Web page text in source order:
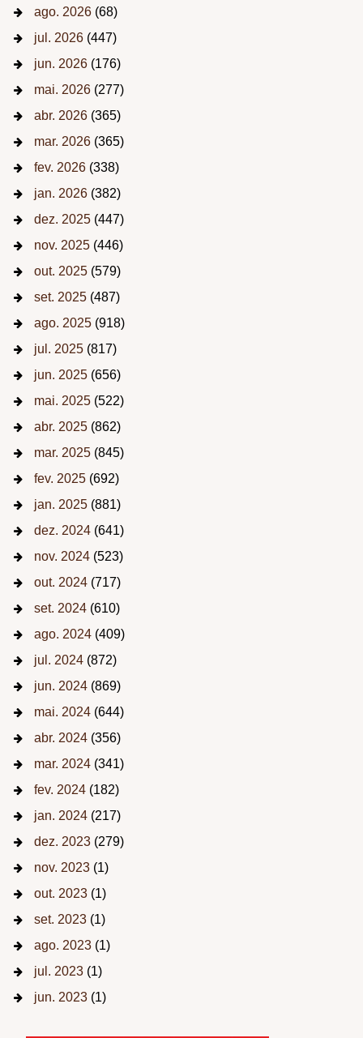
ago. 2026 (68)
jul. 2026 (447)
jun. 2026 (176)
mai. 2026 (277)
abr. 2026 (365)
mar. 2026 (365)
fev. 2026 (338)
jan. 2026 (382)
dez. 2025 (447)
nov. 2025 (446)
out. 2025 (579)
set. 2025 (487)
ago. 2025 (918)
jul. 2025 (817)
jun. 2025 (656)
mai. 2025 (522)
abr. 2025 (862)
mar. 2025 (845)
fev. 2025 (692)
jan. 2025 (881)
dez. 2024 (641)
nov. 2024 (523)
out. 2024 (717)
set. 2024 (610)
ago. 2024 (409)
jul. 2024 (872)
jun. 2024 (869)
mai. 2024 (644)
abr. 2024 (356)
mar. 2024 (341)
fev. 2024 (182)
jan. 2024 (217)
dez. 2023 (279)
nov. 2023 (1)
out. 2023 (1)
set. 2023 (1)
ago. 2023 (1)
jul. 2023 (1)
jun. 2023 (1)